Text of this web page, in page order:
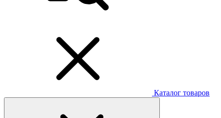
Каталог товаров